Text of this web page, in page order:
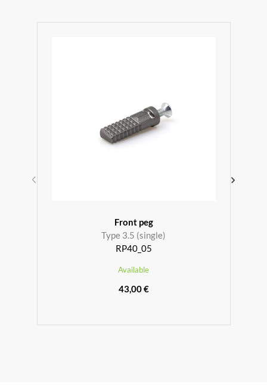
Front peg
Type 3.5 (single)
RP40_05
Available
43,00 €